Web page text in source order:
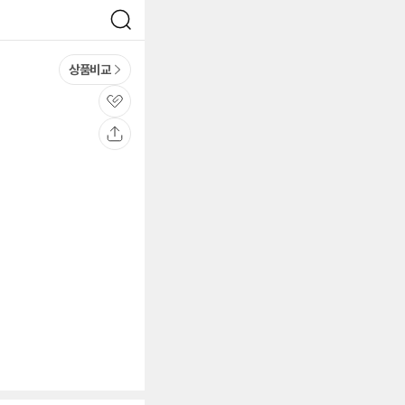
검
색
상품비교
관
심